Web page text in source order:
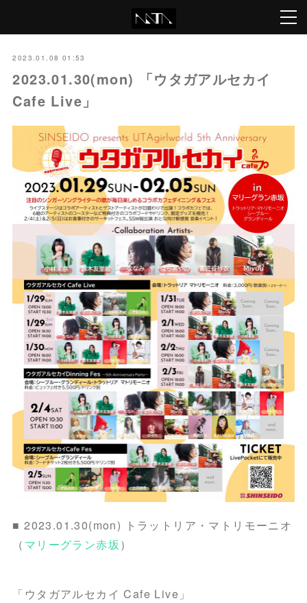
2023.01.08 01:53
2023.01.30(mon) 「ウタガアルセカイ
Cafe Live」
■ 2023.01.30(mon) トラットリア・マトリモーニオ
（ マリーグラン赤坂）
「ウタガアルセカイ Cafe Live」